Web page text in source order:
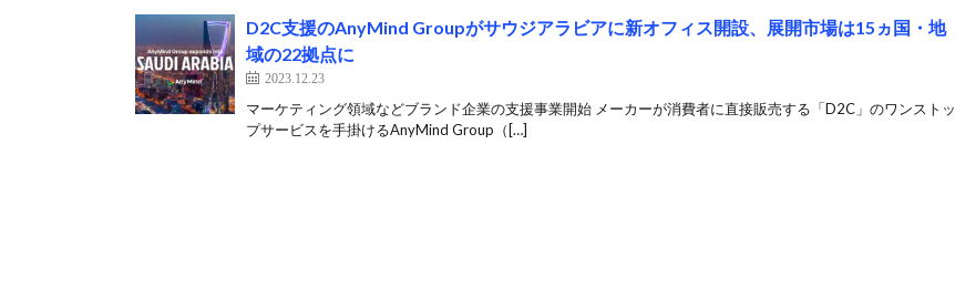
D2C支援のAnyMind Groupがサウジアラビアに新オフィス開設、展開市場は15ヵ国・地
域の22拠点に
2023.12.23
マーケティング領域などブランド企業の支援事業開始 メーカーが消費者に直接販売する「D2C」のワンストッ
プサービスを手掛けるAnyMind Group（[…]